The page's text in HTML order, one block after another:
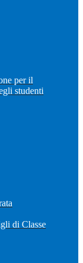
per il
studenti
di Classe